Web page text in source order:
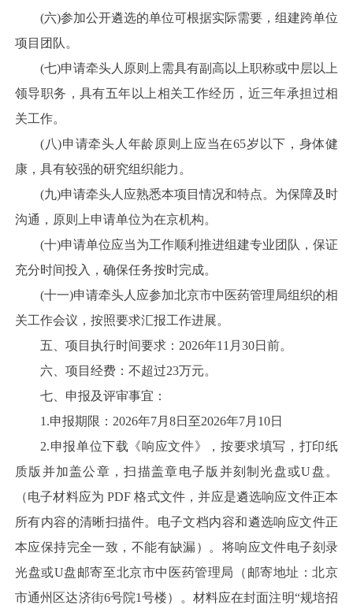
(六)参加公开遴选的单位可根据实际需要，组建跨单位
项目团队。
(七)申请牵头人原则上需具有副高以上职称或中层以上
领导职务，具有五年以上相关工作经历，近三年承担过相
关工作。
(八)申请牵头人年龄原则上应当在65岁以下，身体健
康，具有较强的研究组织能力。
(九)申请牵头人应熟悉本项目情况和特点。为保障及时
沟通，原则上申请单位为在京机构。
(十)申请单位应当为工作顺利推进组建专业团队，保证
充分时间投入，确保任务按时完成。
(十一)申请牵头人应参加北京市中医药管理局组织的相
关工作会议，按照要求汇报工作进展。
五、项目执行时间要求：2026年11月30日前。
六、项目经费：不超过23万元。
七、申报及评审事宜：
1.申报期限：2026年7月8日至2026年7月10日
2.申报单位下载《响应文件》，按要求填写，打印纸
质版并加盖公章，扫描盖章电子版并刻制光盘或U盘。
（电子材料应为 PDF 格式文件，并应是遴选响应文件正本
所有内容的清晰扫描件。电子文档内容和遴选响应文件正
本应保持完全一致，不能有缺漏）。将响应文件电子刻录
光盘或U盘邮寄至北京市中医药管理局（邮寄地址：北京
市通州区达济街6号院1号楼）。材料应在封面注明“规培招